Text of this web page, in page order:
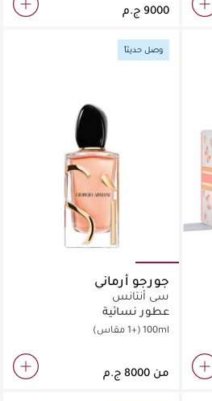
وصل حديثاً
جورجو أرماني
سي أنتانس
عطور نسائية
100ml(+1 مقاس)
من